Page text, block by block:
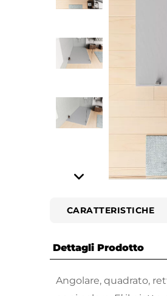
CARATTERISTICHE
Dettagli Prodotto
Angolare, quadrato,